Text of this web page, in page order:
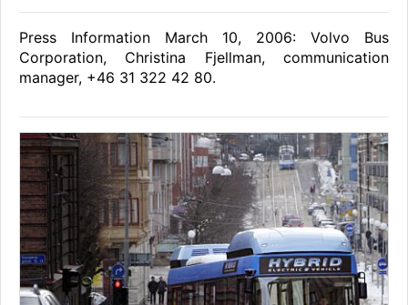
Press Information March 10, 2006: Volvo Bus
Corporation, Christina Fjellman, communication
manager, +46 31 322 42 80.